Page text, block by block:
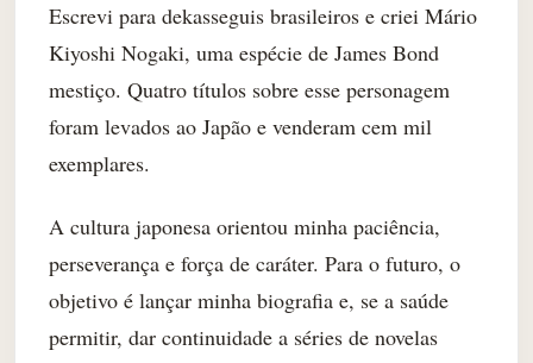
Escrevi para dekasseguis brasileiros e criei Mário
Kiyoshi Nogaki, uma espécie de James Bond
mestiço. Quatro títulos sobre esse personagem
foram levados ao Japão e venderam cem mil
exemplares.
A cultura japonesa orientou minha paciência,
perseverança e força de caráter. Para o futuro, o
objetivo é lançar minha biografia e, se a saúde
permitir, dar continuidade a séries de novelas